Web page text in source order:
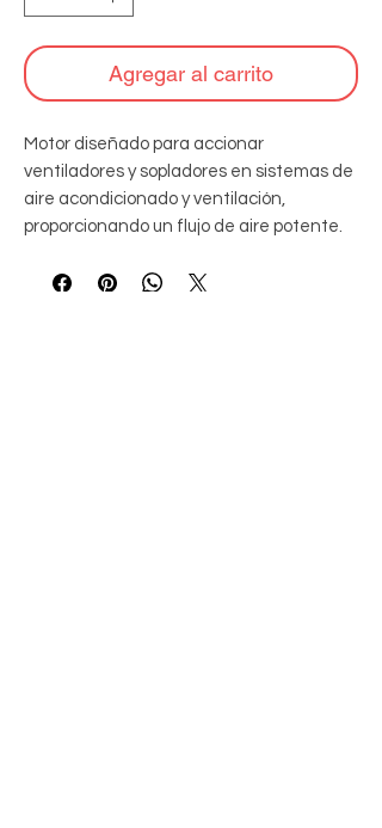
Agregar al carrito
Motor diseñado para accionar
ventiladores y sopladores en sistemas de
aire acondicionado y ventilación,
proporcionando un flujo de aire potente.
60Hz - 1075RPM - aislamiento clase B -